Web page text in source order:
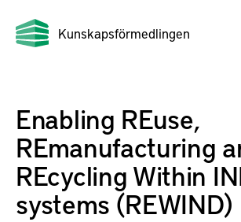
Kunskapsförmedlingen
Enabling REuse,
REmanufacturing
REcycling Within
systems (REWIND)